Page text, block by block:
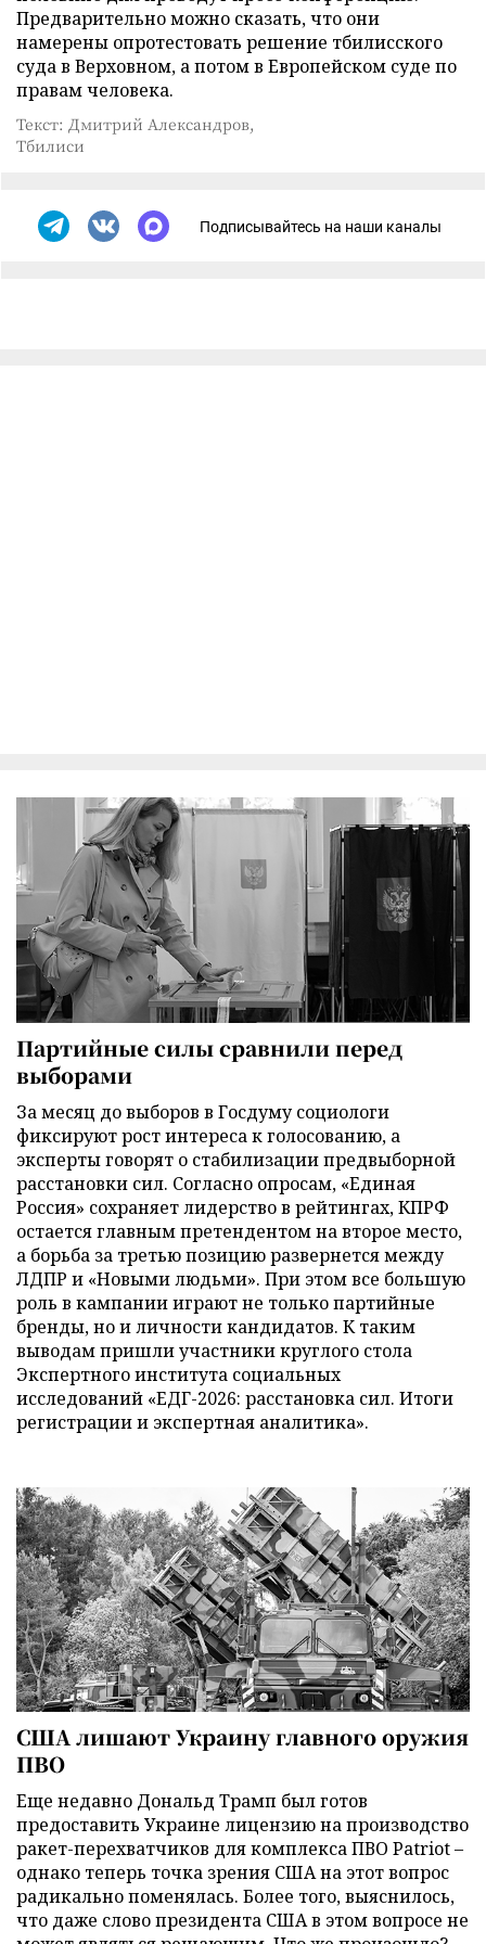
Предварительно можно сказать, что они
намерены опротестовать решение тбилисского
суда в Верховном, а потом в Европейском суде по
правам человека.
Текст: Дмитрий Александров,
Тбилиси
Подписывайтесь на наши каналы
Партийные силы сравнили перед
выборами
За месяц до выборов в Госдуму социологи
фиксируют рост интереса к голосованию, а
эксперты говорят о стабилизации предвыборной
расстановки сил. Согласно опросам, «Единая
Россия» сохраняет лидерство в рейтингах, КПРФ
остается главным претендентом на второе место,
а борьба за третью позицию развернется между
ЛДПР и «Новыми людьми». При этом все большую
роль в кампании играют не только партийные
бренды, но и личности кандидатов. К таким
выводам пришли участники круглого стола
Экспертного института социальных
исследований «ЕДГ-2026: расстановка сил. Итоги
регистрации и экспертная аналитика».
США лишают Украину главного оружия
ПВО
Еще недавно Дональд Трамп был готов
предоставить Украине лицензию на производство
ракет-перехватчиков для комплекса ПВО Patriot –
однако теперь точка зрения США на этот вопрос
радикально поменялась. Более того, выяснилось,
что даже слово президента США в этом вопросе не